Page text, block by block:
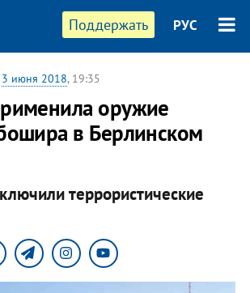
Поддержать РУС
3 июня 2018, 19:35
оружие
в Берлинском
террористические